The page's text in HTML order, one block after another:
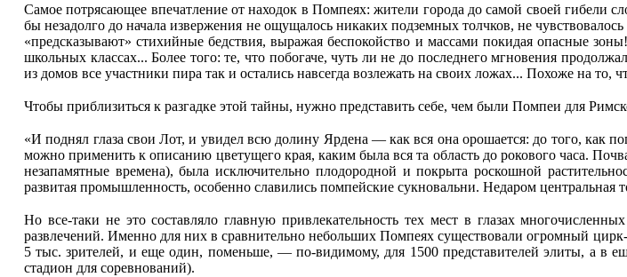
Самое потрясающее впечатление от находок в Помпеях: жители города до самой своей
бы незадолго до начала извержения не ощущалось никаких подземных толчков, не
«предсказывают» стихийные бедствия, выражая беспокойство и массами покидая опасные
школьных классах... Более того: те, что побогаче, чуть ли не до последнего мгновения
из домов все участники пира так и остались навсегда возлежать на своих ложах... Похоже на то,
Чтобы приблизиться к разгадке этой тайны, нужно представить себе, чем были Помпеи для
«И поднял глаза свои Лот, и увидел всю долину Ярдена — как вся она орошается: до того,
можно применить к описанию цветущего края, каким была вся та область до рокового часа.
незапамятные времена), была исключительно плодородной и покрыта рос­кошной
развитая промышленность, особенно славились помпейские сукновальни. Недаром центральная
Но все-таки не это составляло главную привлекательность тех мест в глазах
развлечений. Именно для них в сравнительно небольших Помпеях существовали огромный
5 тыс. зрителей, и еще один, поменьше, — по-видимому, для 1500 представителей элиты, а в
стадион для соревнований).